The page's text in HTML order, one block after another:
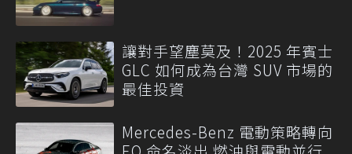
讓對手望塵莫及！2025 年賓士
GLC 如何成為台灣 SUV 市場的
最佳投資
Mercedes-Benz 電動策略轉向